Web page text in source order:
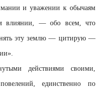
и уважении к обычаям
влиянии, — обо всем, что
эту землю — цитирую —
действиями своими,
единственно по